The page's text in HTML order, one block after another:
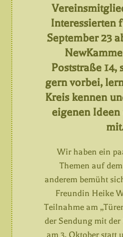
Interessierten
September 23
Poststraße 14,
gern vorbei,
Kreis kennen
eigenen Ideen
Wir haben ein
Themen auf
anderem bemüht
Freundin Heike
Teilnahme am
der Sendung mit
am 3. Oktober statt